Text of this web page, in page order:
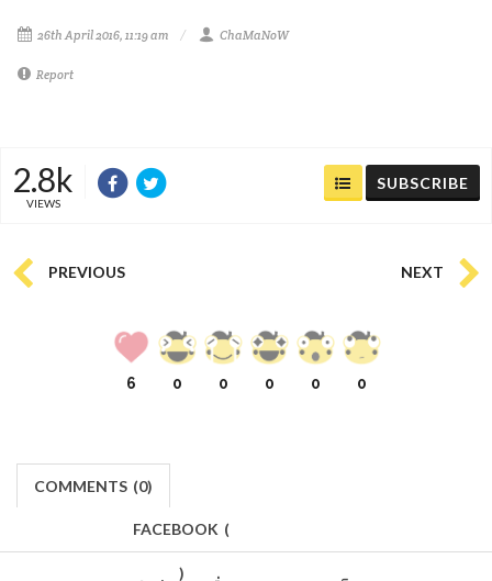
26th April 2016, 11:19 am ChaMaNoW
Report
2.8k
VIEWS
SUBSCRIBE
PREVIOUS NEXT
6 0 0 0 0 0
COMMENTS (0)
FACEBOOK (
)